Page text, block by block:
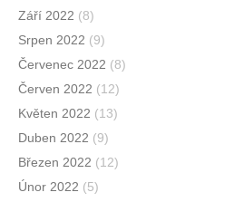
Září 2022 (8)
Srpen 2022 (9)
Červenec 2022 (8)
Červen 2022 (12)
Květen 2022 (13)
Duben 2022 (9)
Březen 2022 (12)
Únor 2022 (5)